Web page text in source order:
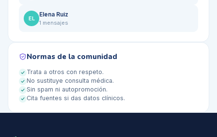
EL
Elena Ruiz
1 mensajes
Normas de la comunidad
Trata a otros con respeto.
No sustituye consulta médica.
Sin spam ni autopromoción.
Cita fuentes si das datos clínicos.